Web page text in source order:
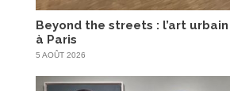
Beyond the streets : l’art
à Paris
5 AOÛT 2026